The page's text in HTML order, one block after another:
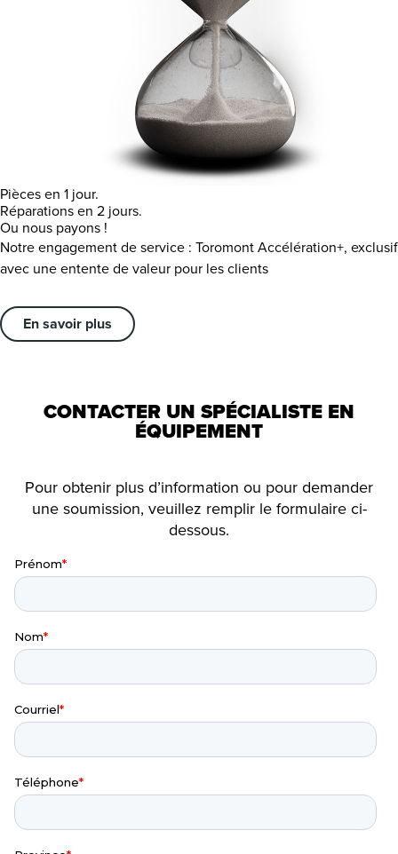
Pièces en 1 jour.
Réparations en 2 jours.
Ou nous payons !
Notre engagement de service : Toromont Accélération+, exclusif
avec une entente de valeur pour les clients
En savoir plus
CONTACTER UN SPÉCIALISTE EN
ÉQUIPEMENT
Pour obtenir plus d’information ou pour demander
une soumission, veuillez remplir le formulaire ci-
dessous.